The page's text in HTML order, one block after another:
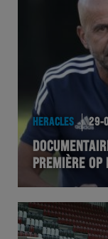
HERACLES 29-
PREMIÈRE OP